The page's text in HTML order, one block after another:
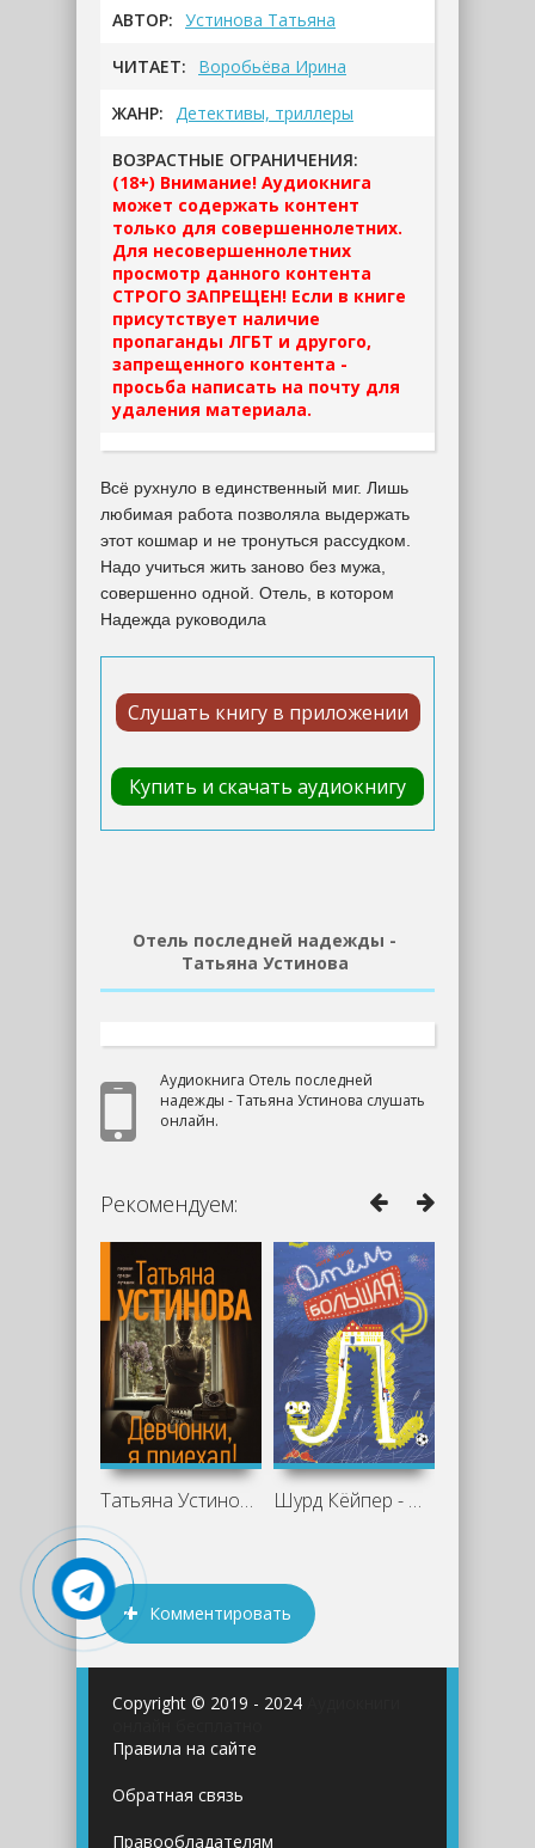
АВТОР: Устинова Татьяна
ЧИТАЕТ: Воробьёва Ирина
ЖАНР: Детективы, триллеры
ВОЗРАСТНЫЕ ОГРАНИЧЕНИЯ:
(18+) Внимание! Аудиокнига
может содержать контент
только для совершеннолетних.
Для несовершеннолетних
просмотр данного контента
СТРОГО ЗАПРЕЩЕН! Если в книге
присутствует наличие
пропаганды ЛГБТ и другого,
запрещенного контента -
просьба написать на почту для
удаления материала.
Всё рухнуло в единственный миг. Лишь
любимая работа позволяла выдержать
этот кошмар и не тронуться рассудком.
Надо учиться жить заново без мужа,
совершенно одной. Отель, в котором
Надежда руководила
Слушать книгу в приложении
Купить и скачать аудиокнигу
Отель последней надежды -
Татьяна Устинова
Аудиокнига Отель последней
надежды - Татьяна Устинова слушать
онлайн.
Рекомендуем:
Татьяна Устинова - Девчонки, я приехал! Шурд Кёйпер - Отель «Большая Л»
Комментировать
Copyright © 2019 - 2024
Правила на сайте
Обратная связь
Правообладателям